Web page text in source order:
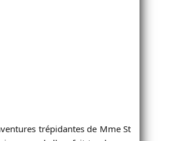
trépidantes de Mme St